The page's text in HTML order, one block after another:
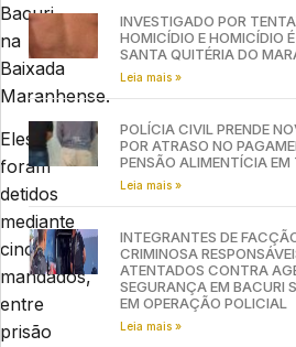
Bacuri,
na
Baixada
Maranhense.
Eles
foram
detidos
mediante
cinco
mandados,
entre
prisão
INVESTIGADO POR
HOMICÍDIO E HOMICÍDIO É
SANTA QUITÉRIA DO
Leia mais »
POLÍCIA CIVIL PRENDE
POR ATRASO NO
PENSÃO ALIMENTÍCIA EM
Leia mais »
INTEGRANTES DE
CRIMINOSA
ATENTADOS CONTRA
SEGURANÇA EM BACURI
EM OPERAÇÃO POLICIAL
Leia mais »